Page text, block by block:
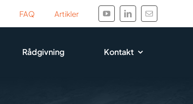
FAQ Artikler
Rådgivning Kontakt